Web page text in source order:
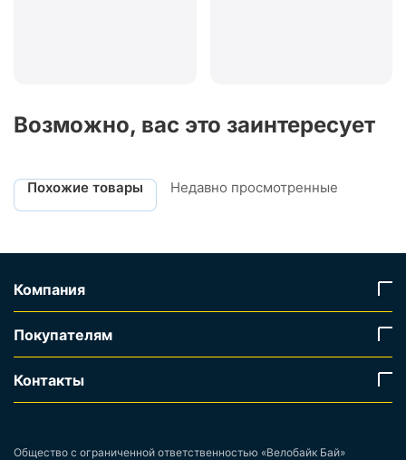
Возможно, вас это заинтересует
Похожие товары Недавно просмотренные
Компания
Покупателям
Контакты
Общество с ограниченной ответственностью «Велобайк Бай»